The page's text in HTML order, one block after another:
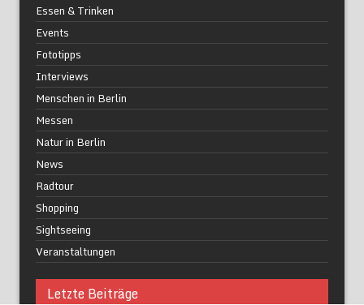
Essen & Trinken
Events
Fototipps
Interviews
Menschen in Berlin
Messen
Natur in Berlin
News
Radtour
Shopping
Sightseeing
Veranstaltungen
Letzte Beiträge